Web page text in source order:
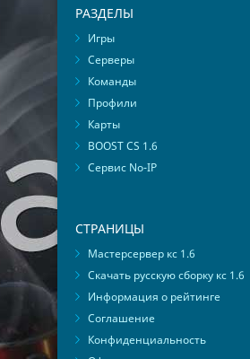
РАЗДЕЛЫ
Игры
Серверы
Команды
Профили
Карты
BOOST CS 1.6
Сервис No-IP
СТРАНИЦЫ
Мастерсервер кс 1.6
Скачать русскую сборку кс 1.6
Информация о рейтинге
Соглашение
Конфиденциальность